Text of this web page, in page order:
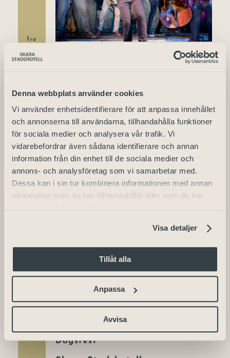
Denna webbplats använder cookies
Vi använder enhetsidentifierare för att anpassa innehållet
och annonserna till användarna, tillhandahålla funktioner
för sociala medier och analysera vår trafik. Vi
vidarebefordrar även sådana identifierare och annan
information från din enhet till de sociala medier och
annons- och analysföretag som vi samarbetar med.
Dessa kan i sin tur kombinera informationen med annan
information som du har tillhandahållit eller som de har
Visa detaljer
Tillåt alla
Anpassa
Avvisa
fre
26
– The Bellman Sessions
Skara Stadshotell
Järnvägsgatan 5, Skara,
Sverige
juli 2026
10
Dagsfest
10 juli | 14:00-18:00